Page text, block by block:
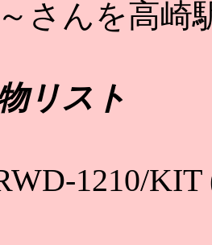
さんを高崎
リスト
1210/